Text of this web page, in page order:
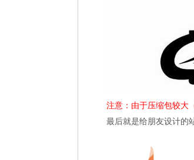
注意：由于压缩包较大
最后就是给朋友设计的